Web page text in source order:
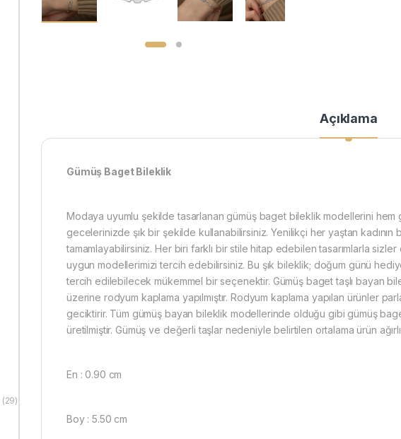
Açıklama
​Gümüş Baget Bileklik
Modaya uyumlu şekilde tasarlanan gümüş baget bileklik modellerini hem
gecelerinizde şık bir şekilde kullanabilirsiniz. Yenilikçi her yaştan
tamamlayabilirsiniz. Her biri farklı bir stile hitap edebilen tasarımlarla
uygun modellerimizi tercih edebilirsiniz. Bu şık bileklik; doğum günü
tercih edilebilecek mükemmel bir seçenektir. Gümüş baget taşlı bayan
üzerine rodyum kaplama yapılmıştır. Rodyum kaplama yapılan ürünler
geciktirir. Tüm gümüş bayan bileklik modellerinde olduğu gibi gümüş
üretilmiştir. Gümüş ve değerli taşlar nedeniyle belirtilen ortalama ürün
En : 0.90 cm
Boy : 5.50 cm
(29)